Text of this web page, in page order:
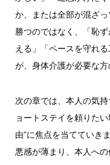
か、または全部が混ざ
勝つのではなく、「恥
える」「ペースを守れ
が、身体介護が必要な方
次の章では、本人の気
ョートステイを頼りた
由”に焦点を当てていき
悪感が薄まり、本人へ